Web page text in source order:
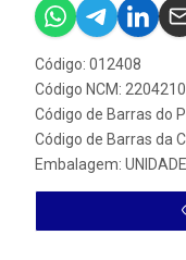
Código: 012408
Código NCM:
Código de Barras do
Código de Barras da
Embalagem: UNIDADE